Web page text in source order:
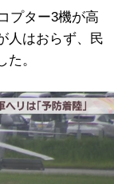
プター3機が高
人はおらず、民
。